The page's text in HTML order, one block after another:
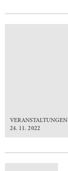
VERANSTALTUNGEN
24. 11. 2022